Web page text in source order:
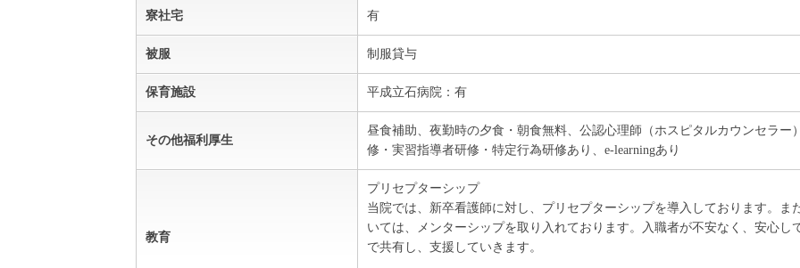
寮社宅 有
被服 制服貸与
保育施設 平成立石病院：有
その他福利厚生
昼食補助、夜勤時の夕食・朝食無料、公認心理師（ホスピタルカウンセラ
修・実習指導者研修・特定行為研修あり、e-learningあり
教育
プリセプターシップ
当院では、新卒看護師に対し、プリセプターシップを導入しております。
いては、メンターシップを取り入れております。入職者が不安なく、安心
で共有し、支援していきます。